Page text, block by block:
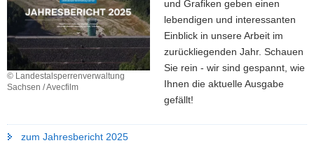
a
a
o
© Landestalsperrenverwaltung
Sachsen / Avecfilm
und Grafiken geben einen
lebendigen und interessanten
Einblick in unsere Arbeit im
zurückliegenden Jahr. Schauen
Sie rein - wir sind gespannt, wie
Ihnen die aktuelle Ausgabe
gefällt!
zum Jahresbericht 2025